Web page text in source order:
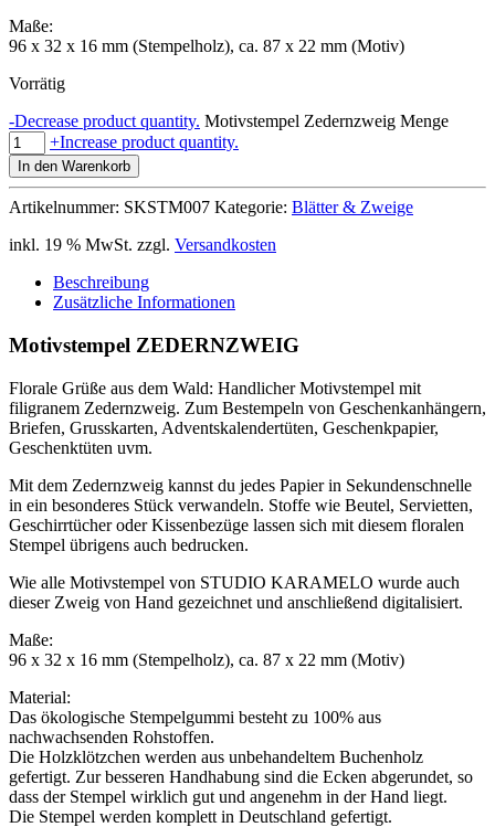
Maße:
96 x 32 x 16 mm (Stempelholz), ca. 87 x 22 mm (Motiv)
Vorrätig
-Decrease product quantity. Motivstempel Zedernzweig Menge
+Increase product quantity.
In den Warenkorb
Artikelnummer: SKSTM007 Kategorie: Blätter & Zweige
inkl. 19 % MwSt. zzgl. Versandkosten
Beschreibung
Zusätzliche Informationen
Motivstempel ZEDERNZWEIG
Florale Grüße aus dem Wald: Handlicher Motivstempel mit
filigranem Zedernzweig. Zum Bestempeln von Geschenkanhängern,
Briefen, Grusskarten, Adventskalendertüten, Geschenkpapier,
Geschenktüten uvm.
Mit dem Zedernzweig kannst du jedes Papier in Sekundenschnelle
in ein besonderes Stück verwandeln. Stoffe wie Beutel, Servietten,
Geschirrtücher oder Kissenbezüge lassen sich mit diesem floralen
Stempel übrigens auch bedrucken.
Wie alle Motivstempel von STUDIO KARAMELO wurde auch
dieser Zweig von Hand gezeichnet und anschließend digitalisiert.
Maße:
96 x 32 x 16 mm (Stempelholz), ca. 87 x 22 mm (Motiv)
Material:
Das ökologische Stempelgummi besteht zu 100% aus
nachwachsenden Rohstoffen.
Die Holzklötzchen werden aus unbehandeltem Buchenholz
gefertigt. Zur besseren Handhabung sind die Ecken abgerundet, so
dass der Stempel wirklich gut und angenehm in der Hand liegt.
Die Stempel werden komplett in Deutschland gefertigt.